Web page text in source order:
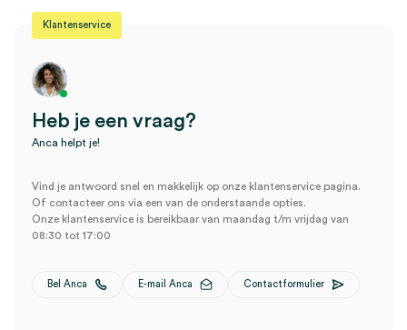
Klantenservice
Heb je een vraag?
Anca helpt je!
Vind je antwoord snel en makkelijk op onze klantenservice pagina.
Of contacteer ons via een van de onderstaande opties.
Onze klantenservice is bereikbaar van maandag t/m vrijdag van
08:30 tot 17:00
Bel Anca E-mail Anca Contactformulier